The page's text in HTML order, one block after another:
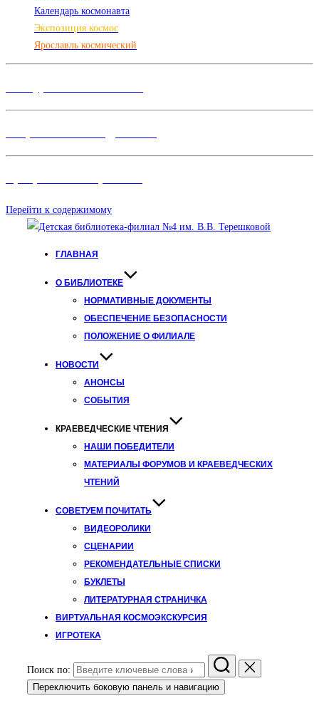
Календарь космонавта
Экспозиция космос
Ярославль космический
Перейти к содержимому
ГЛАВНАЯ
О БИБЛИОТЕКЕ
НОРМАТИВНЫЕ ДОКУМЕНТЫ
ОБЕСПЕЧЕНИЕ БЕЗОПАСНОСТИ
ПОЛОЖЕНИЕ О ФИЛИАЛЕ
НОВОСТИ
АНОНСЫ
СОБЫТИЯ
КРАЕВЕДЧЕСКИЕ ЧТЕНИЯ
НАШИ ПОБЕДИТЕЛИ
МАТЕРИАЛЫ ФОРУМОВ И КРАЕВЕДЧЕСКИХ
ЧТЕНИЙ
СОВЕТУЕМ ПОЧИТАТЬ
ВИДЕОРОЛИКИ
СЦЕНАРИИ
РЕКОМЕНДАТЕЛЬНЫЕ СПИСКИ
БУКЛЕТЫ
ЛИТЕРАТУРНАЯ СТРАНИЧКА
ВИРТУАЛЬНАЯ КОСМОЭКСКУРСИЯ
ИГРОТЕКА
Поиск по:
Переключить боковую панель и навигацию